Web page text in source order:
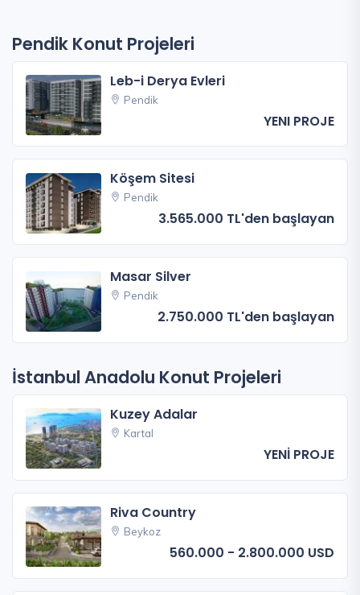
Pendik Konut Projeleri
Leb-i Derya Evleri
Pendik
YENI PROJE
Köşem Sitesi
Pendik
3.565.000 TL'den başlayan
Masar Silver
Pendik
2.750.000 TL'den başlayan
İstanbul Anadolu Konut Projeleri
Kuzey Adalar
Kartal
YENİ PROJE
Riva Country
Beykoz
560.000 - 2.800.000 USD